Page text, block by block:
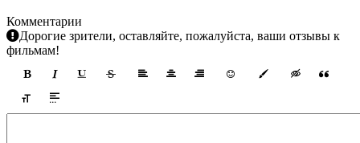
Комментарии
Дорогие зрители, оставляйте, пожалуйста, ваши отзывы к
фильмам!